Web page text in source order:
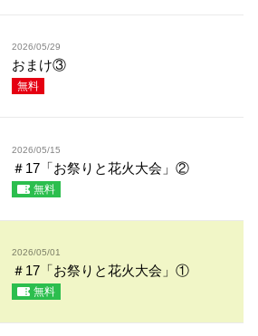
2026/05/29
おまけ③
無料
2026/05/15
＃17「お祭りと花火大会」②
無料
2026/05/01
＃17「お祭りと花火大会」①
無料